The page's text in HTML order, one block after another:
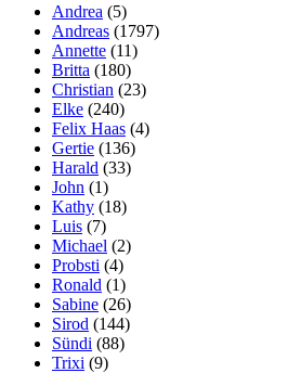
Andrea (5)
Andreas (1797)
Annette (11)
Britta (180)
Christian (23)
Elke (240)
Felix Haas (4)
Gertie (136)
Harald (33)
John (1)
Kathy (18)
Luis (7)
Michael (2)
Probsti (4)
Ronald (1)
Sabine (26)
Sirod (144)
Sündi (88)
Trixi (9)